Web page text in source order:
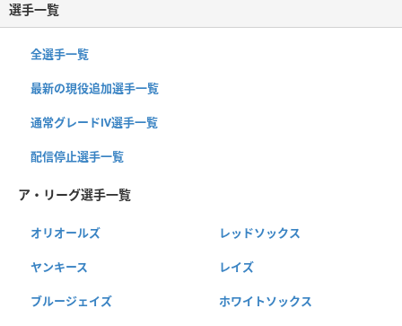
選手一覧
全選手一覧
最新の現役追加選手一覧
通常グレードⅣ選手一覧
配信停止選手一覧
ア・リーグ選手一覧
オリオールズ レッドソックス
ヤンキース レイズ
ブルージェイズ ホワイトソックス